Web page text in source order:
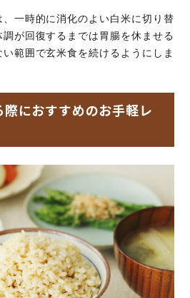
一時的に消化のよい白米に切り替
が回復するまでは胃腸を休ませる
範囲で玄米食を続けるようにしま
におすすめのお手軽レ